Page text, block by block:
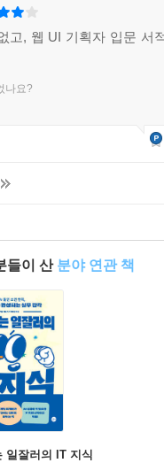
고, 웹 UI 기획자 입문 서
나요?
들이 산 분야 연관 책
일잘러의 IT 지식